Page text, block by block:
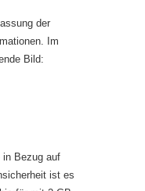
der
Im
Bild:
in Bezug auf
ist es